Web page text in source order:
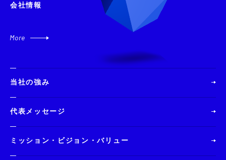
会社情報
More
当社の強み
代表メッセージ
ミッション・ビジョン・バリュー